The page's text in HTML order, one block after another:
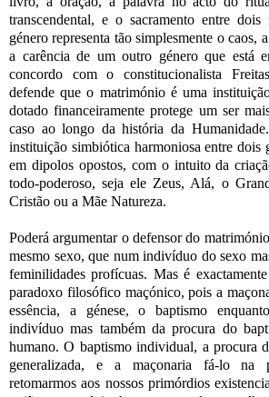
transcendental, e o sacramento entre
género representa tão simplesmente o caos,
a carência de um outro género que está
concordo com o constitucionalista
defende que o matrimónio é uma
dotado financeiramente protege um ser
caso ao longo da história da
instituição simbiótica harmoniosa entre dois
em dipolos opostos, com o intuito da
todo-poderoso, seja ele Zeus, Alá, o
Cristão ou a Mãe Natureza.
Poderá argumentar o defensor do
mesmo sexo, que num indivíduo do sexo
feminilidades profícuas. Mas é
paradoxo filosófico maçónico, pois a
essência, a génese, o baptismo
indivíduo mas também da procura do
humano. O baptismo individual, a procura
generalizada, e a maçonaria fá-lo na
retomarmos aos nossos primórdios